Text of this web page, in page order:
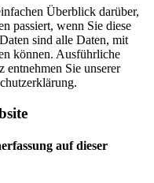
Überblick darüber,
passiert, wenn Sie diese
sind alle Daten, mit
können. Ausführliche
entnehmen Sie unserer
auf dieser